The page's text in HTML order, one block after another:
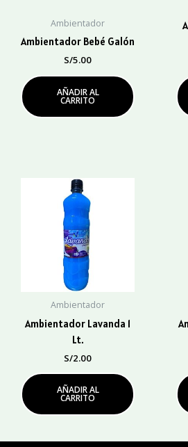
Ambientador
Ambientador Bebé Galón
S/5.00
AÑADIR AL
CARRITO
Ambientador
Ambientador Lavanda 1
Lt.
S/2.00
AÑADIR AL
CARRITO